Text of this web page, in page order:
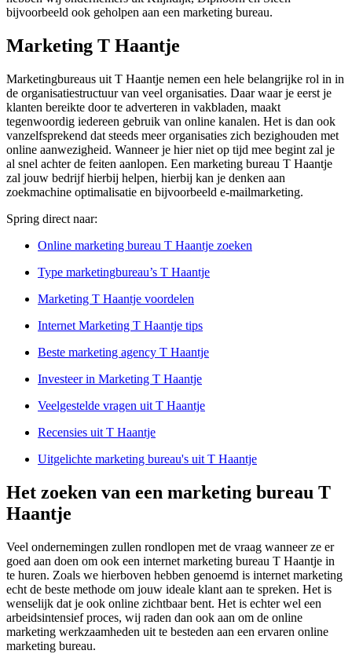
bijvoorbeeld ook geholpen aan een marketing bureau.
Marketing T Haantje
Marketingbureaus uit T Haantje nemen een hele belangrijke rol in in
de organisatiestructuur van veel organisaties. Daar waar je eerst je
klanten bereikte door te adverteren in vakbladen, maakt
tegenwoordig iedereen gebruik van online kanalen. Het is dan ook
vanzelfsprekend dat steeds meer organisaties zich bezighouden met
online aanwezigheid. Wanneer je hier niet op tijd mee begint zal je
al snel achter de feiten aanlopen. Een marketing bureau T Haantje
zal jouw bedrijf hierbij helpen, hierbij kan je denken aan
zoekmachine optimalisatie en bijvoorbeeld e-mailmarketing.
Spring direct naar:
Online marketing bureau T Haantje zoeken
Type marketingbureau’s T Haantje
Marketing T Haantje voordelen
Internet Marketing T Haantje tips
Beste marketing agency T Haantje
Investeer in Marketing T Haantje
Veelgestelde vragen uit T Haantje
Recensies uit T Haantje
Uitgelichte marketing bureau's uit T Haantje
Het zoeken van een marketing bureau T
Haantje
Veel ondernemingen zullen rondlopen met de vraag wanneer ze er
goed aan doen om ook een internet marketing bureau T Haantje in
te huren. Zoals we hierboven hebben genoemd is internet marketing
echt de beste methode om jouw ideale klant aan te spreken. Het is
wenselijk dat je ook online zichtbaar bent. Het is echter wel een
arbeidsintensief proces, wij raden dan ook aan om de online
marketing werkzaamheden uit te besteden aan een ervaren online
marketing bureau.